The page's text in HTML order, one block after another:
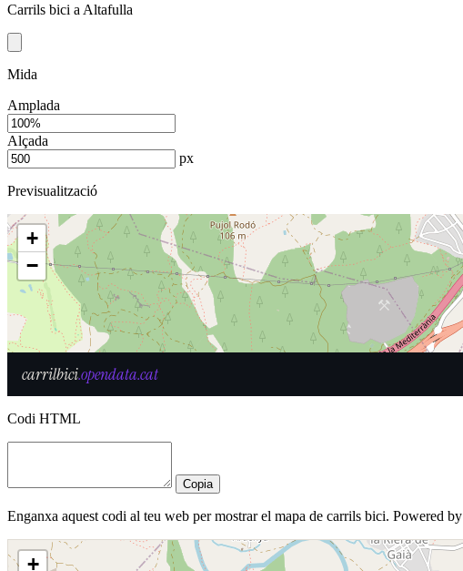
Carrils bici a Altafulla
Mida
Amplada
Alçada
px
Previsualització
Codi HTML
Copia
Enganxa aquest codi al teu web per mostrar el mapa de carrils bici. Powered by
+